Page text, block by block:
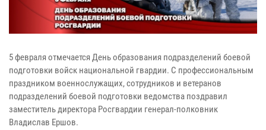
5 февраля отмечается День образования подразделений боевой
подготовки войск национальной гвардии. С профессиональным
праздником военнослужащих, сотрудников и ветеранов
подразделений боевой подготовки ведомства поздравил
заместитель директора Росгвардии генерал-полковник
Владислав Ершов.